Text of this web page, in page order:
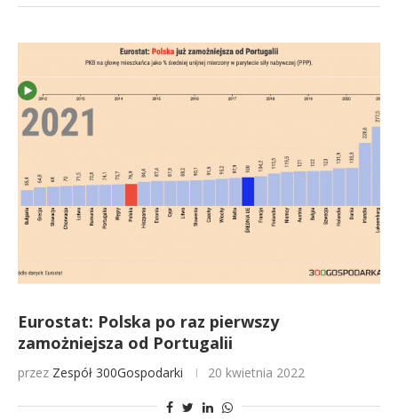
Eurostat: Polska po raz pierwszy
zamożniejsza od Portugalii
przez Zespół 300Gospodarki 20 kwietnia 2022